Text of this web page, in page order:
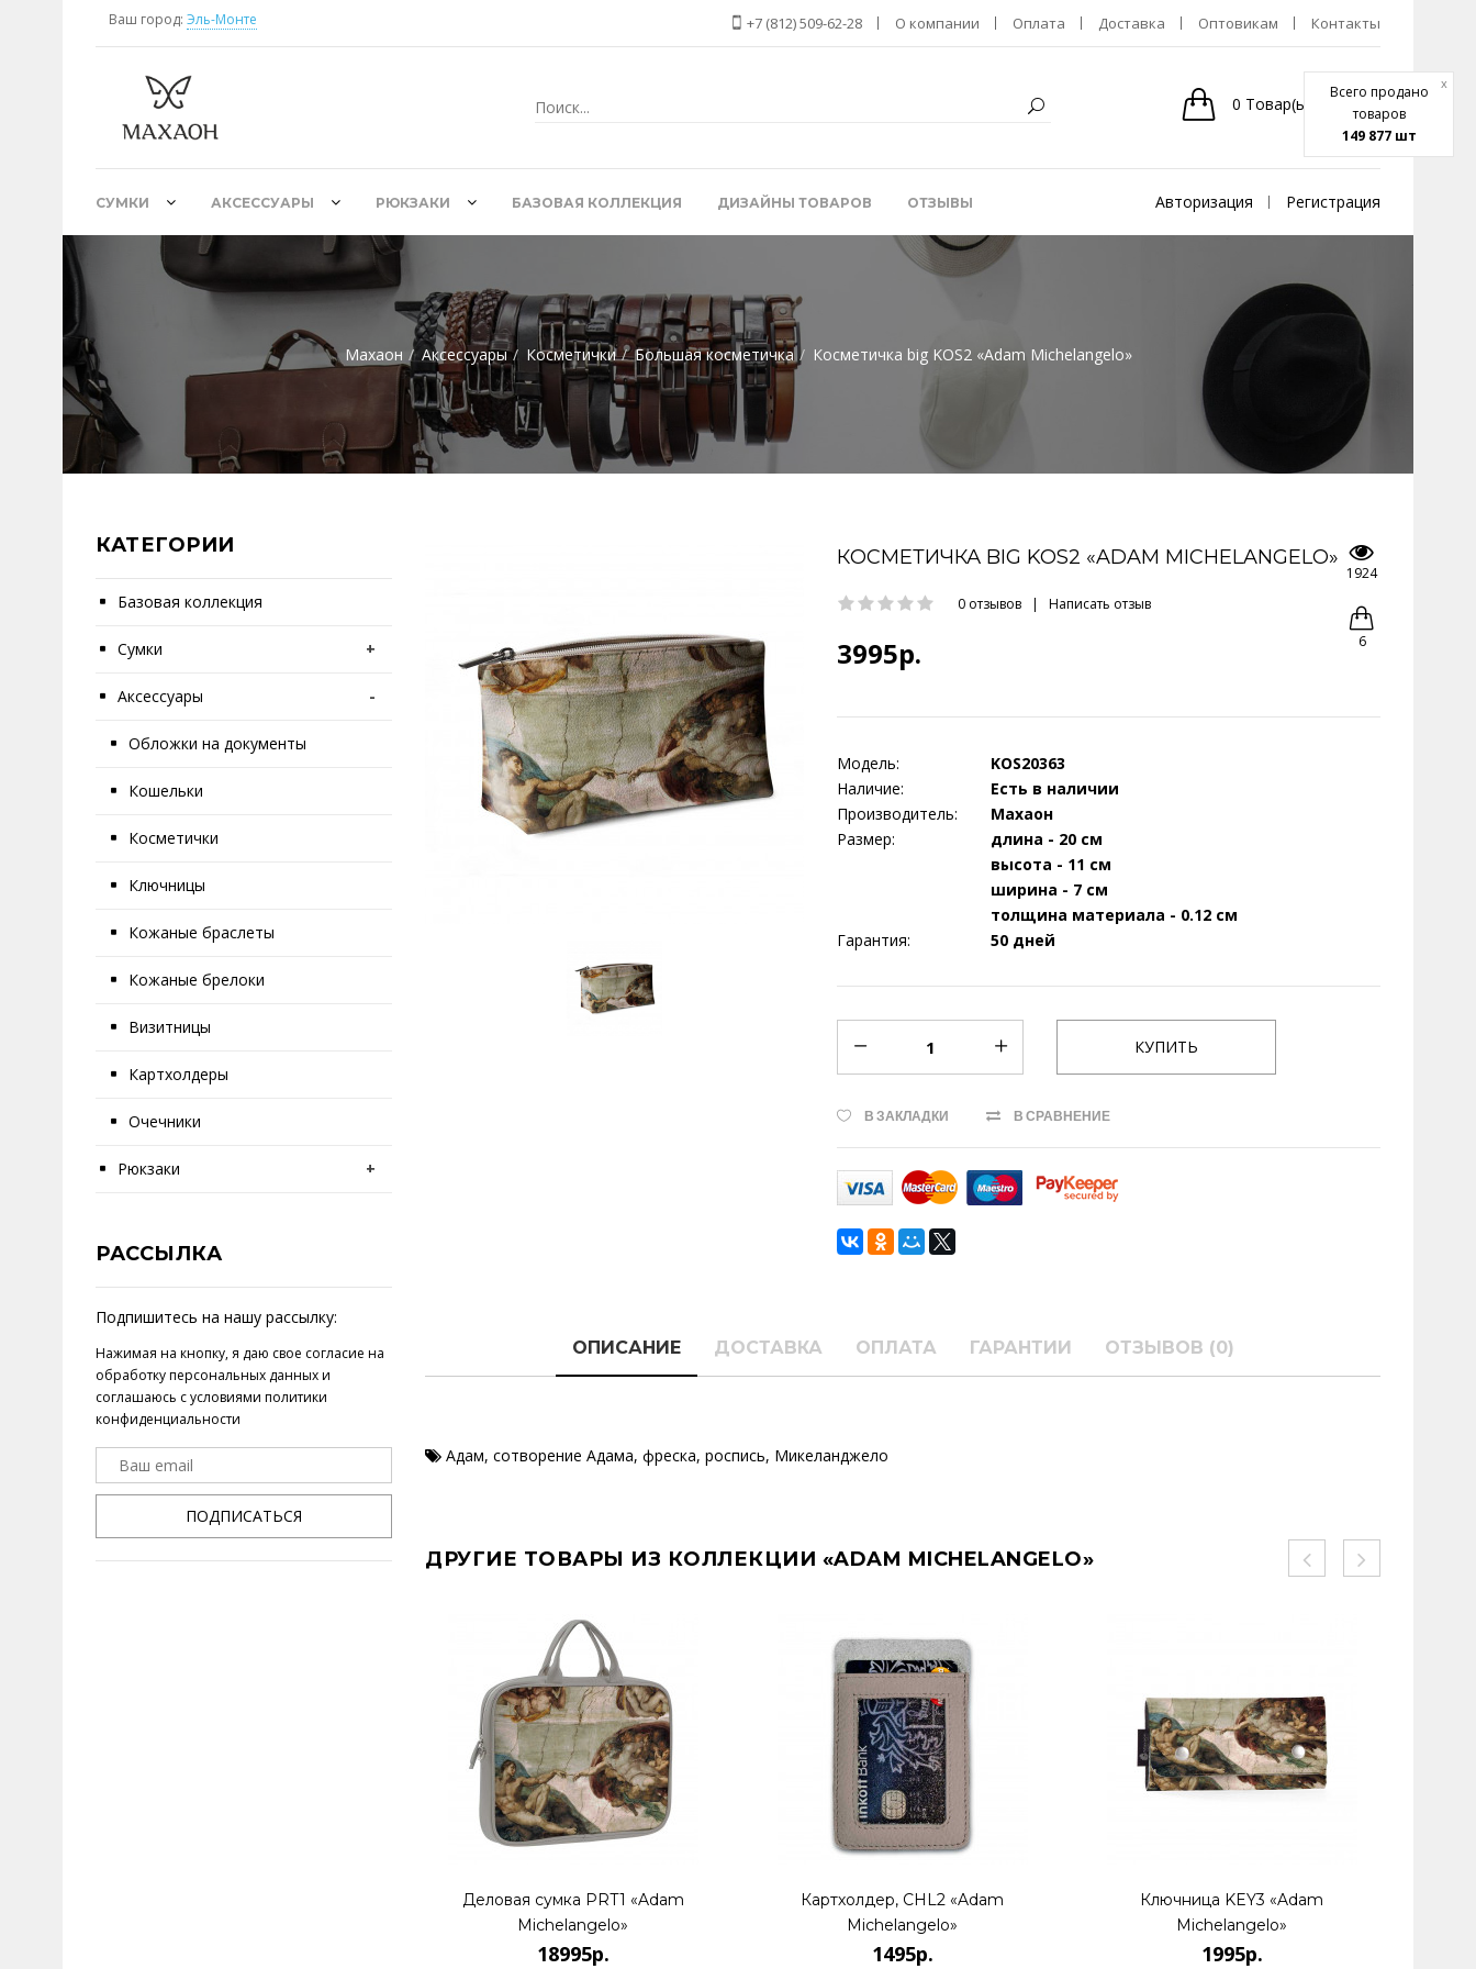
Всего продано
товаров
149 877 шт
x
Ваш город: Эль-Монте +7 (812) 509-62-28 О компании Оплата Доставка Оптовикам Контакты
0 Товар(ы) 0р.
СУМКИ АКСЕССУАРЫ РЮКЗАКИ БАЗОВАЯ КОЛЛЕКЦИЯ ДИЗАЙНЫ ТОВАРОВ ОТЗЫВЫ Авторизация Регистрация
Махаон Аксессуары Косметички Большая косметичка Косметичка big KOS2 «Adam Michelangelo»
КАТЕГОРИИ
Базовая коллекция
Сумки +
Аксессуары -
Обложки на документы
Кошельки
Косметички
Ключницы
Кожаные браслеты
Кожаные брелоки
Визитницы
Картхолдеры
Очечники
Рюкзаки +
РАССЫЛКА
Подпишитесь на нашу рассылку:
Нажимая на кнопку, я даю свое согласие на
обработку персональных данныхи
соглашаюсь с условиями политики
конфиденциальности
ПОДПИСАТЬСЯ
КОСМЕТИЧКА BIG KOS2 «ADAM MICHELANGELO»
0 отзывов | Написать отзыв
3995р.
1924
6
Модель:
KOS20363
Наличие:
Есть в наличии
Производитель:
Махаон
Размер:
длина - 20 см
высота - 11 см
ширина - 7 см
толщина материала - 0.12 см
Гарантия:
50 дней
В ЗАКЛАДКИ В СРАВНЕНИЕ
ОПИСАНИЕ ДОСТАВКА ОПЛАТА ГАРАНТИИ ОТЗЫВОВ (0)
Адам, сотворение Адама, фреска, роспись, Микеланджело
ДРУГИЕ ТОВАРЫ ИЗ КОЛЛЕКЦИИ «ADAM MICHELANGELO»
Деловая сумка PRT1 «Adam
Michelangelo»
18995р.
Картхолдер, CHL2 «Adam
Michelangelo»
1495р.
Ключница KEY3 «Adam
Michelangelo»
1995р.